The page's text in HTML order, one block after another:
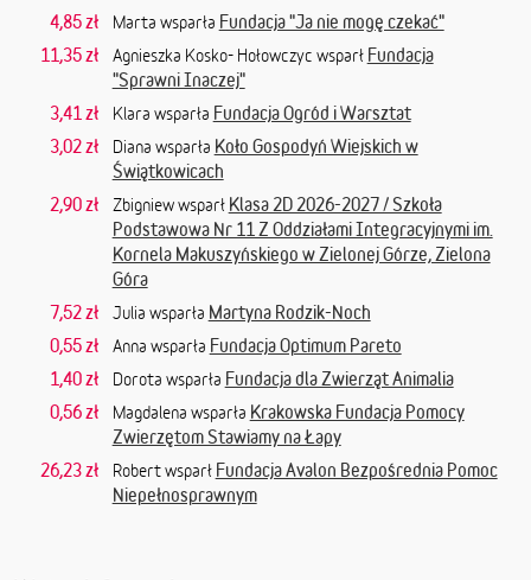
4,85 zł
Marta wsparła Fundacja "Ja nie mogę czekać"
11,35 zł
Agnieszka Kosko- Hołowczyc wsparł Fundacja
"Sprawni Inaczej"
3,41 zł
Klara wsparła Fundacja Ogród i Warsztat
3,02 zł
Diana wsparła Koło Gospodyń Wiejskich w
Świątkowicach
2,90 zł
Zbigniew wsparł Klasa 2D 2026-2027 / Szkoła
Podstawowa Nr 11 Z Oddziałami Integracyjnymi im.
Kornela Makuszyńskiego w Zielonej Górze, Zielona
Góra
7,52 zł
Julia wsparła Martyna Rodzik-Noch
0,55 zł
Anna wsparła Fundacja Optimum Pareto
1,40 zł
Dorota wsparła Fundacja dla Zwierząt Animalia
0,56 zł
Magdalena wsparła Krakowska Fundacja Pomocy
Zwierzętom Stawiamy na Łapy
26,23 zł
Robert wsparł Fundacja Avalon Bezpośrednia Pomoc
Niepełnosprawnym